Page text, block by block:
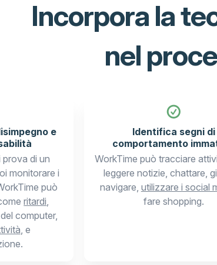
Incorpora la
nel
e
prova di un
monitorare i
può
ritardi,
computer,
, e
Identifica segni di
comportamento
WorkTime può tracciare
leggere notizie, chattare,
navigare, utilizzare i social
fare shopping.